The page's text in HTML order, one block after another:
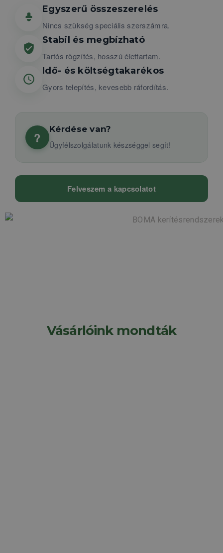
Egyszerű összeszerelés
Nincs szükség speciális szerszámra.
Stabil és megbízható
Tartós rögzítés, hosszú élettartam.
Idő- és költségtakarékos
Gyors telepítés, kevesebb ráfordítás.
?
Kérdése van?
Ügyfélszolgálatunk készséggel segít!
Felveszem a kapcsolatot
Vásárlóink mondták